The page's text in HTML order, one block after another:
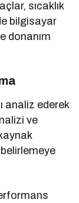
sıcaklık
bilgisayar
donanım
analiz ederek
ve
belirlemeye